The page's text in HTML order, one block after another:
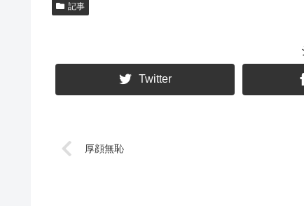
記事
Twitter
厚顔無恥